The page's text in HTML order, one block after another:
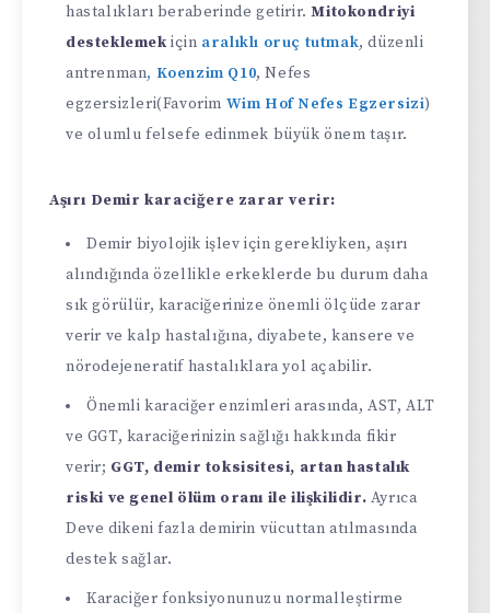
hastalıkları beraberinde getirir. Mitokondriyi
desteklemekiçin aralıklı oruç tutmak, düzenli
antrenman, Koenzim Q10, Nefes
egzersizleri(Favorim Wim Hof Nefes Egzersizi)
ve olumlu felsefe edinmek büyük önem taşır.
Aşırı Demir karaciğere zarar verir:
Demir biyolojik işlev için gerekliyken, aşırı
alındığında özellikle erkeklerde bu durum daha
sık görülür, karaciğerinize önemli ölçüde zarar
verir ve kalp hastalığına, diyabete, kansere ve
nörodejeneratif hastalıklara yol açabilir.
Önemli karaciğer enzimleri arasında, AST, ALT
ve GGT, karaciğerinizin sağlığı hakkında fikir
verir; GGT, demir toksisitesi, artan hastalık
riski ve genel ölüm oranı ile ilişkilidir. Ayrıca
Deve dikeni fazla demirin vücuttan atılmasında
destek sağlar.
Karaciğer fonksiyonunuzu normalleştirme